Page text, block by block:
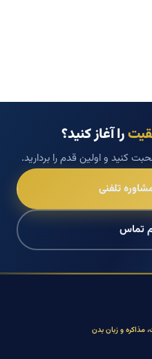
را آغاز کنید؟
کنید و اولین قدم را بردارید.
تلفنی
تماس
مذاکره و زبان بدن